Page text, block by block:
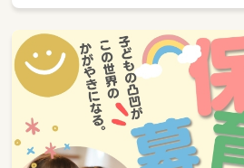
者との連携、送迎設定や
校舎運営業務全般もお任